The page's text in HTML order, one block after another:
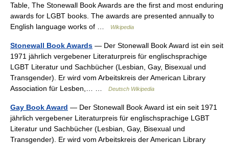
Table, The Stonewall Book Awards are the first and most enduring
awards for LGBT books. The awards are presented annually to
English language works of …
Wikipedia
Stonewall Book Awards — Der Stonewall Book Award ist ein seit
1971 jährlich vergebener Literaturpreis für englischsprachige
LGBT Literatur und Sachbücher (Lesbian, Gay, Bisexual und
Transgender). Er wird vom Arbeitskreis der American Library
Association für Lesben,… …
Deutsch Wikipedia
Gay Book Award — Der Stonewall Book Award ist ein seit 1971
jährlich vergebener Literaturpreis für englischsprachige LGBT
Literatur und Sachbücher (Lesbian, Gay, Bisexual und
Transgender). Er wird vom Arbeitskreis der American Library